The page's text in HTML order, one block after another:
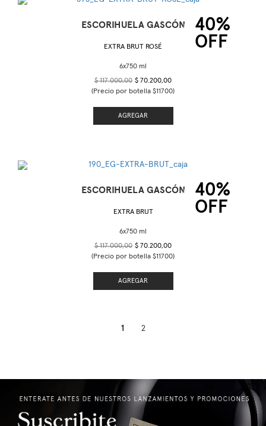
40%
OFF
ESCORIHUELA GASCÓN
EXTRA BRUT ROSÉ
$ 117.000,00 $ 70.200,00
(Precio por botella $11700)
AGREGAR
40%
OFF
ESCORIHUELA GASCÓN
EXTRA BRUT
$ 117.000,00 $ 70.200,00
(Precio por botella $11700)
AGREGAR
1 2